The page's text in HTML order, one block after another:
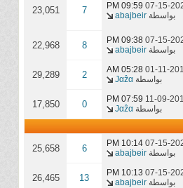
07-15-
09:59 PM
بواسطة abajbeir
7
23,051
07-15-
09:38 PM
بواسطة abajbeir
8
22,968
01-11-
05:28 AM
بواسطة Јαẑα
2
29,289
11-09-
07:59 PM
بواسطة Јαẑα
0
17,850
07-15-
10:14 PM
بواسطة abajbeir
6
25,658
07-15-
10:13 PM
بواسطة abajbeir
13
26,465